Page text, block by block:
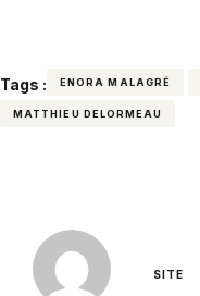
Tags : ENORA MALAGRÉ
MATTHIEU DELORMEAU
SITE